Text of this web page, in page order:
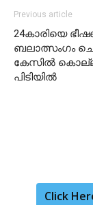
Previous article
24കാരിയെ
ബലാത്സംഗം
കേസില്‍
പിടിയില്‍
Click